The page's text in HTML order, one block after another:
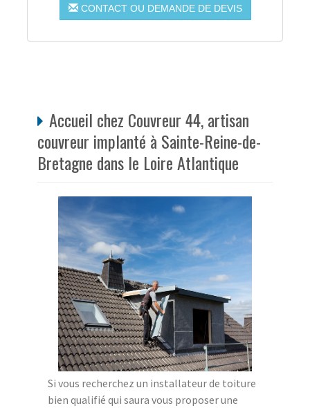
CONTACT OU DEMANDE DE DEVIS
Accueil chez Couvreur 44, artisan
couvreur implanté à Sainte-Reine-de-
Bretagne dans le Loire Atlantique
Si vous recherchez un installateur de toiture
bien qualifié qui saura vous proposer une